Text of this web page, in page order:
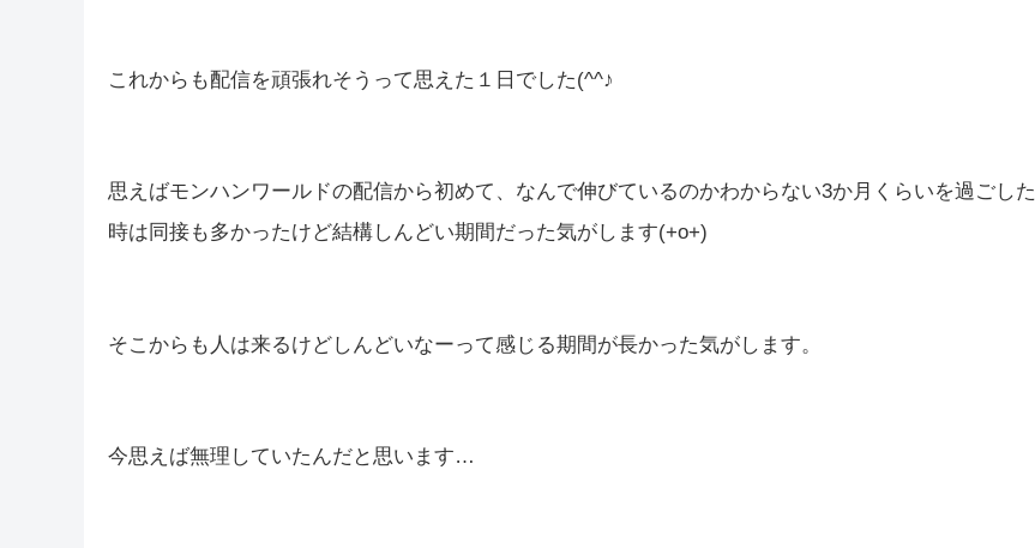
これからも配信を頑張れそうって思えた１日でした(^^♪
思えばモンハンワールドの配信から初めて、なんで伸びているのかわからない3か月くらいを過ごした
時は同接も多かったけど結構しんどい期間だった気がします(+o+)
そこからも人は来るけどしんどいなーって感じる期間が長かった気がします。
今思えば無理していたんだと思います…